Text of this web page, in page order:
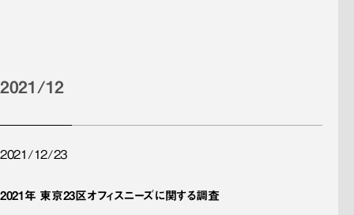
2021/12
2021/12/23
2021年 東京23区オフィスニーズに関する調査